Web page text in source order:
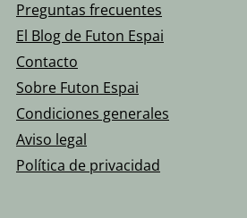
Preguntas frecuentes
El Blog de Futon Espai
Contacto
Sobre Futon Espai
Condiciones generales
Aviso legal
Política de privacidad